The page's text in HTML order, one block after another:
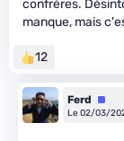
confrères.
manque, mais
12
Ferd
Équipe
Le 02/03/